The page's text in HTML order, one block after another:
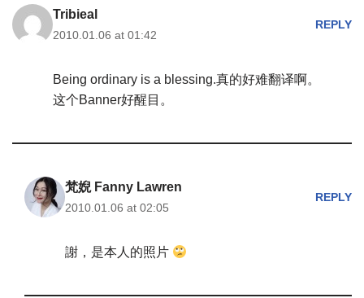
Tribieal
2010.01.06 at 01:42
REPLY
Being ordinary is a blessing.真的好难翻译啊。
这个Banner好醒目。
梵婗 Fanny Lawren
2010.01.06 at 02:05
REPLY
謝，是本人的照片